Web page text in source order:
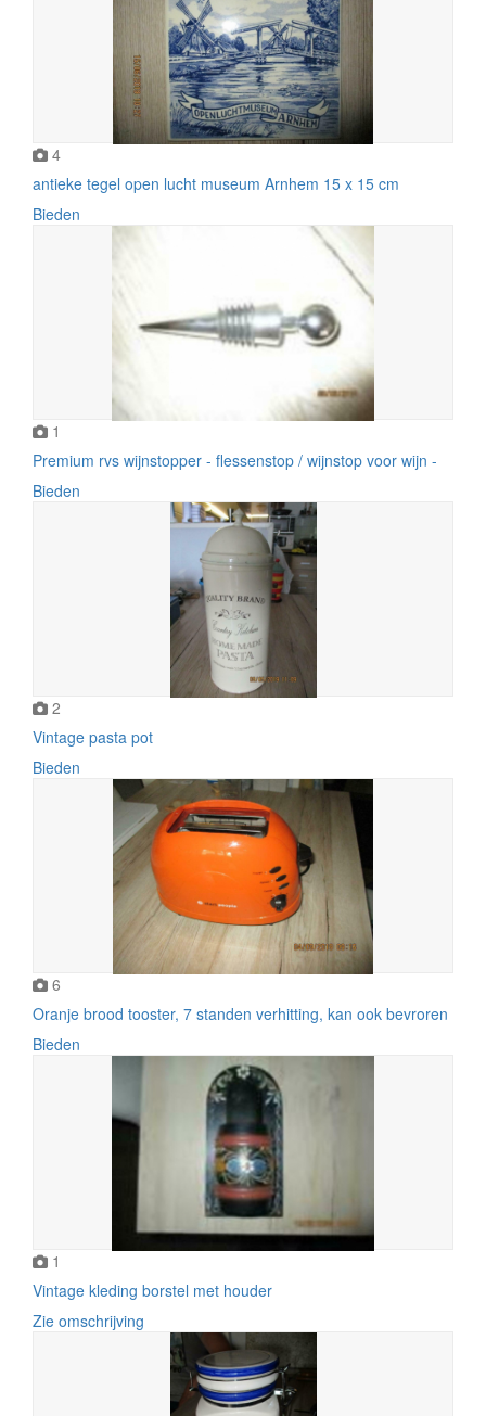
4
antieke tegel open lucht museum Arnhem 15 x 15 cm
Bieden
1
Premium rvs wijnstopper - flessenstop / wijnstop voor wijn -
Bieden
2
Vintage pasta pot
Bieden
6
Oranje brood tooster, 7 standen verhitting, kan ook bevroren
Bieden
1
Vintage kleding borstel met houder
Zie omschrijving